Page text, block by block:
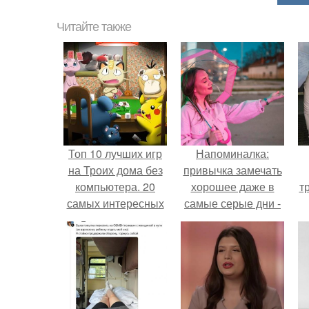
Читайте также
Топ 10 лучших игр
на Троих дома без
компьютера. 20
самых интересных
игр для компании
Напоминалка:
привычка замечать
хорошее даже в
самые серые дни -
это не очередная
сказка из книг по
саморазвитию.